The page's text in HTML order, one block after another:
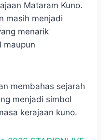
Mataram Kuno.
masih menjadi
menarik
maupun
membahas sejarah
menjadi simbol
kerajaan kuno.